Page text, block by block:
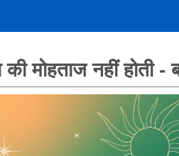
मोहताज नहीं होती -